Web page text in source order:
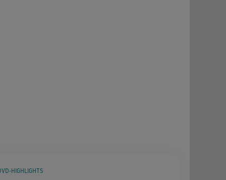
HIGHLIGHTS